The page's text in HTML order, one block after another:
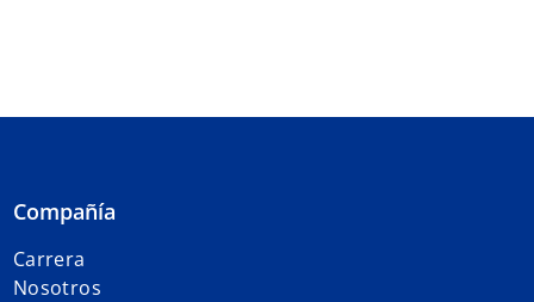
Compañía
Carrera
Nosotros